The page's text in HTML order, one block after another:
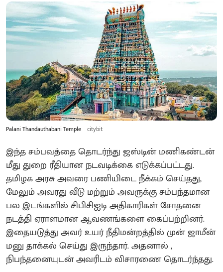
Palani Thandauthabani Temple citybit
இந்த சம்பவத்தை தொடர்ந்து ஜஸ்டின் மணிகண்டன்
மீது துறை ரீதியான நடவடிக்கை எடுக்கப்பட்டது.
தமிழக அரசு அவரை பணியிடை நீக்கம் செய்தது,
மேலும் அவரது வீடு மற்றும் அவருக்கு சம்பந்தமான
பல இடங்களில் சிபிசிஐடி அதிகாரிகள் சோதனை
நடத்தி ஏராளமான ஆவணங்களை கைப்பற்றினர்.
இதையடுத்து அவர் உயர் நீதிமன்றத்தில் முன் ஜாமீன்
மனு தாக்கல் செய்து இருந்தார். அதனால் ,
நிபந்தனையுடன் அவரிடம் விசாரணை தொடர்ந்தது.